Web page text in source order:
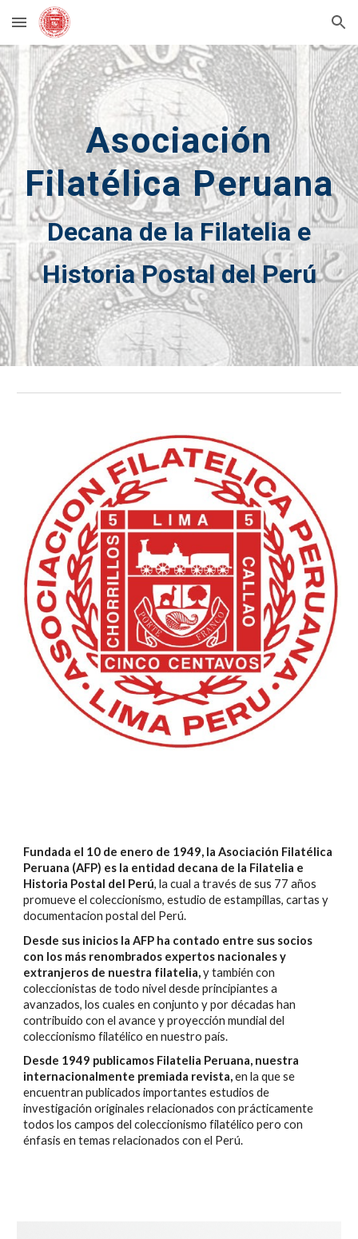
Skip to main content Skip to navigation
Asociación
Filatélica Peruana
Decana de la Filatelia e
Historia Postal del Perú
Fundada el 10 de enero de 1949, la Asociación Filatélica
Peruana (AFP) es la entidad decana de la Filatelia e
Historia Postal del Perú, la cual a través de sus 77 años
promueve el coleccionismo, estudio de estampillas, cartas y
documentacion postal del Perú.
Desde sus inicios la AFP ha contado entre sus socios
con los más renombrados expertos nacionales y
extranjeros de nuestra filatelia,y también con
coleccionistas de todo nivel desde principiantes a
avanzados, los cuales en conjunto y por décadas han
contribuido con el avance y proyección mundial del
coleccionismo filatélico en nuestro país.
Desde 1949 publicamos Filatelia Peruana, nuestra
internacionalmente premiada revista,en la que se
encuentran publicados importantes estudios de
investigación originales relacionados con prácticamente
todos los campos del coleccionismo filatélico pero con
énfasis en temas relacionados con el Perú.